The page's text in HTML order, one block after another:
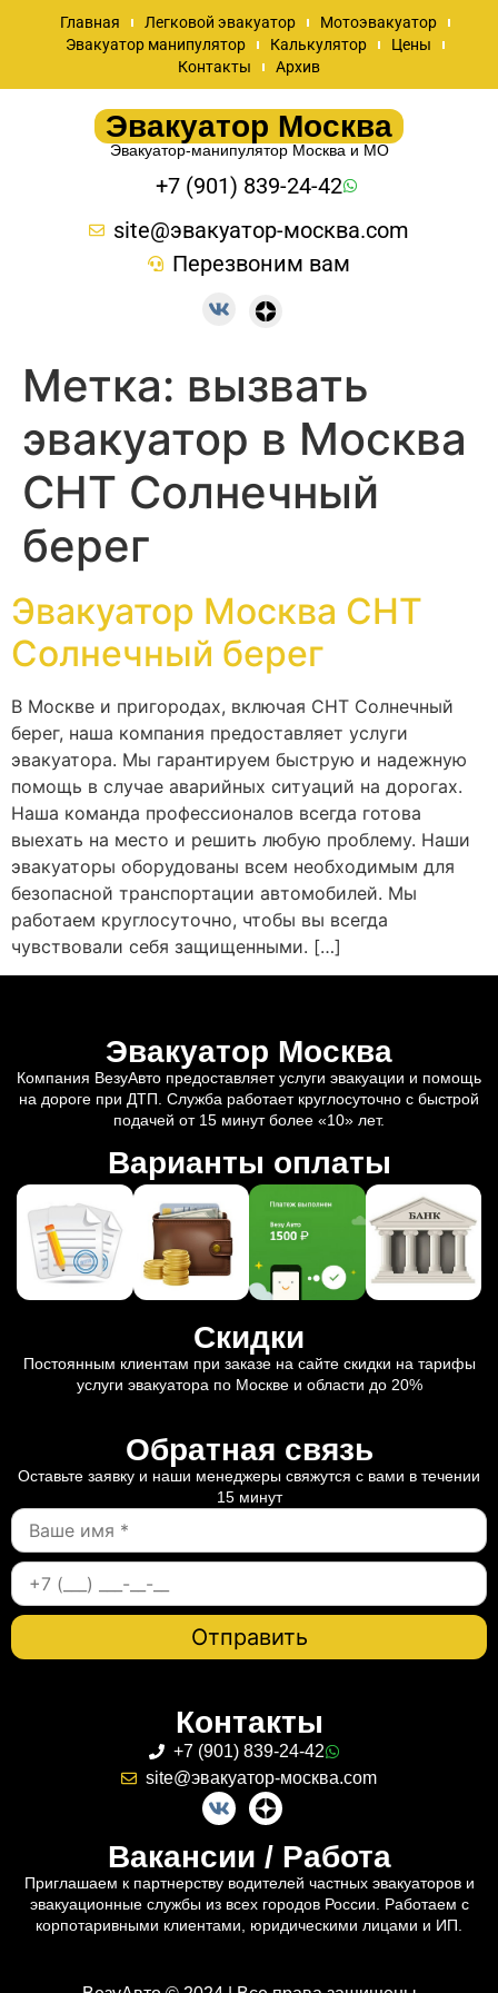
Главная Легковой эвакуатор
Мотоэвакуатор
Эвакуатор манипулятор
Калькулятор
Цены
Контакты
Архив
Эвакуатор Москва
Эвакуатор-манипулятор Москва и МО
+7 (901) 839-24-42
site@эвакуатор-москва.com
Перезвоним вам
Метка: вызвать
эвакуатор в Москва
СНТ Солнечный
берег
Эвакуатор Москва СНТ
Солнечный берег
В Москве и пригородах, включая СНТ Солнечный
берег, наша компания предоставляет услуги
эвакуатора. Мы гарантируем быструю и надежную
помощь в случае аварийных ситуаций на дорогах.
Наша команда профессионалов всегда готова
выехать на место и решить любую проблему. Наши
эвакуаторы оборудованы всем необходимым для
безопасной транспортации автомобилей. Мы
работаем круглосуточно, чтобы вы всегда
чувствовали себя защищенными. […]
Эвакуатор Москва
Компания ВезуАвто предоставляет услуги эвакуации и помощь
на дороге при ДТП. Служба работает круглосуточно с быстрой
подачей от 15 минут более «10» лет.
Варианты оплаты
Скидки
Постоянным клиентам при заказе на сайте скидки на тарифы
услуги эвакуатора по Москве и области до 20%
Обратная связь
Оставьте заявку и наши менеджеры свяжутся с вами в течении
15 минут
Контакты
+7 (901) 839-24-42
site@эвакуатор-москва.com
Вакансии / Работа
Приглашаем к партнерству водителей частных эвакуаторов и
эвакуационные службы из всех городов России. Работаем с
корпотаривными клиентами, юридическими лицами и ИП.